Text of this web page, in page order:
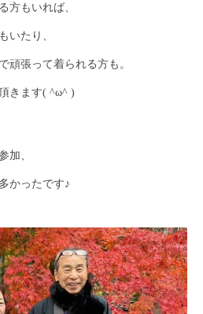
方もいれば、
いたり、
頑張って着られる方も。
きます( ^ω^ )
加、
かったです♪